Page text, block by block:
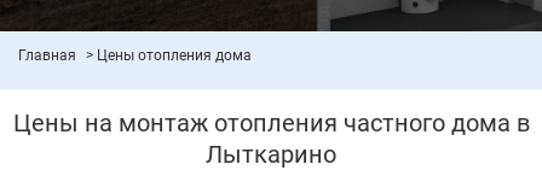
Главная Цены отопления дома
Цены на монтаж отопления частного дома в
Лыткарино